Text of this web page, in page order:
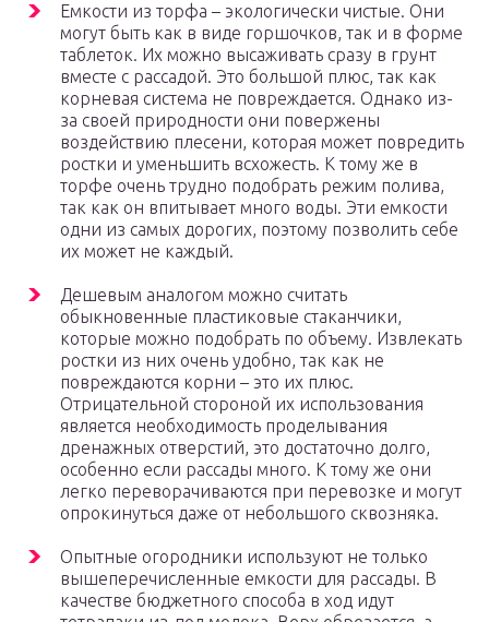
Емкости из торфа – экологически чистые. Они
могут быть как в виде горшочков, так и в форме
таблеток. Их можно высаживать сразу в грунт
вместе с рассадой. Это большой плюс, так как
корневая система не повреждается. Однако из-
за своей природности они повержены
воздействию плесени, которая может повредить
ростки и уменьшить всхожесть. К тому же в
торфе очень трудно подобрать режим полива,
так как он впитывает много воды. Эти емкости
одни из самых дорогих, поэтому позволить себе
их может не каждый.
Дешевым аналогом можно считать
обыкновенные пластиковые стаканчики,
которые можно подобрать по объему. Извлекать
ростки из них очень удобно, так как не
повреждаются корни – это их плюс.
Отрицательной стороной их использования
является необходимость проделывания
дренажных отверстий, это достаточно долго,
особенно если рассады много. К тому же они
легко переворачиваются при перевозке и могут
опрокинуться даже от небольшого сквозняка.
Опытные огородники используют не только
вышеперечисленные емкости для рассады. В
качестве бюджетного способа в ход идут